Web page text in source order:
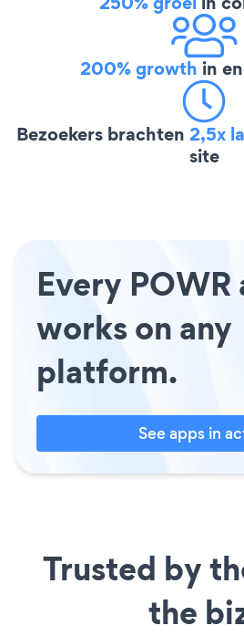
200% growth in
Bezoekers brachten 2,5x
site
Every POWR
works on any
platform.
See apps in
Trusted by
the